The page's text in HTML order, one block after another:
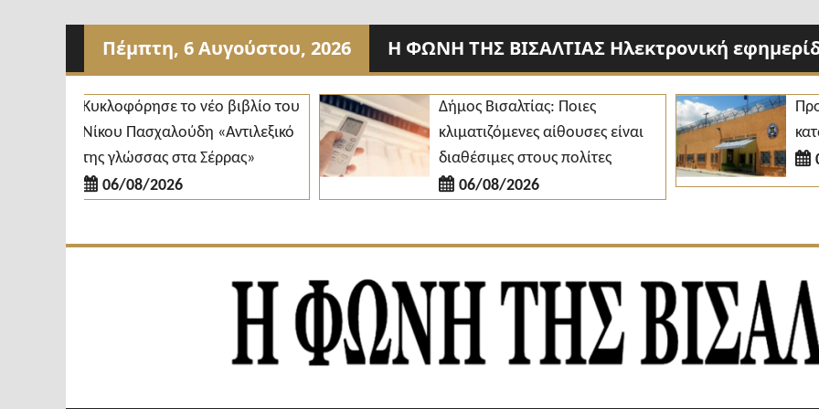
Προχωρήστε
Πέμπτη, 6 Αυγούστου, 2026 Η ΦΩΝΗ ΤΗΣ ΒΙΣΑΛΤΙΑΣ Ηλεκτρονική
Κυκλοφόρησε το νέο βιβλίο του
Νίκου Πασχαλούδη «Αντιλεξικό
της γλώσσας στα Σέρρας»
06/08/2026
Δήμος Βισαλτίας: Ποιες
κλιματιζόμενες αίθουσες είναι
διαθέσιμες στους πολίτες
06/08/2026
06/